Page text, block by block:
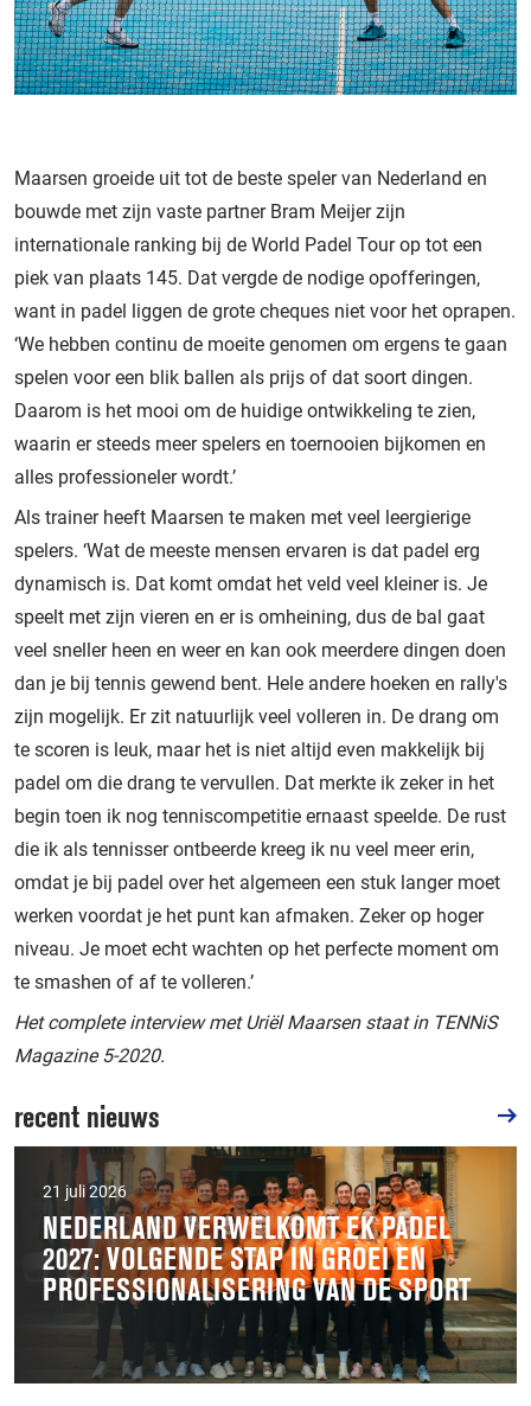
Maarsen groeide uit tot de beste speler van Nederland en
bouwde met zijn vaste partner Bram Meijer zijn
internationale ranking bij de World Padel Tour op tot een
piek van plaats 145. Dat vergde de nodige opofferingen,
want in padel liggen de grote cheques niet voor het oprapen.
‘We hebben continu de moeite genomen om ergens te gaan
spelen voor een blik ballen als prijs of dat soort dingen.
Daarom is het mooi om de huidige ontwikkeling te zien,
waarin er steeds meer spelers en toernooien bijkomen en
alles professioneler wordt.’
Als trainer heeft Maarsen te maken met veel leergierige
spelers. ‘Wat de meeste mensen ervaren is dat padel erg
dynamisch is. Dat komt omdat het veld veel kleiner is. Je
speelt met zijn vieren en er is omheining, dus de bal gaat
veel sneller heen en weer en kan ook meerdere dingen doen
dan je bij tennis gewend bent. Hele andere hoeken en rally's
zijn mogelijk. Er zit natuurlijk veel volleren in. De drang om
te scoren is leuk, maar het is niet altijd even makkelijk bij
padel om die drang te vervullen. Dat merkte ik zeker in het
begin toen ik nog tenniscompetitie ernaast speelde. De rust
die ik als tennisser ontbeerde kreeg ik nu veel meer erin,
omdat je bij padel over het algemeen een stuk langer moet
werken voordat je het punt kan afmaken. Zeker op hoger
niveau. Je moet echt wachten op het perfecte moment om
te smashen of af te volleren.’
Het complete interview met Uriël Maarsen staat in TENNiS
Magazine 5-2020.
recent nieuws
21 juli 2026
NEDERLAND VERWELKOMT EK PADEL
2027: VOLGENDE STAP IN GROEI EN
PROFESSIONALISERING VAN DE SPORT